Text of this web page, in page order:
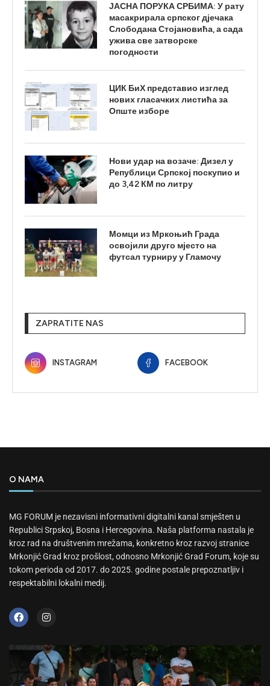
ЈАСНА ПОРУКА СРБИМА: У рату
масакрирала српског дјечака
Слободана Стојановића, а сада
ужива све затворске
погодности
ЦИК БиХ представио изглед
нових гласачких листића за
Опште изборе
Нови удар на возаче: Дизел у
Републици Српској поскупио и
до 3,42 КМ по литру
Момци из Мркоњић Града
освојили друго мјесто на
футсал турниру у Гламочу
ZAPRATITE NAS
INSTAGRAM FACEBOOK
O NAMA
MG FORUM je nezavisni informativni digitalni kanal smješten u
Republici Srpskoj, Bosna i Hercegovina. Naša platforma nastala je
kroz rad na društvenim mrežama, konkretno kroz razvoj stranice
Mrkonjić Grad kroz prošlost, odnosno Mrkonjić Grad Forum, koje su
tokom perioda od 2017. do 2025. godine postale prepoznatljiv i
respektabilni lokalni medij.